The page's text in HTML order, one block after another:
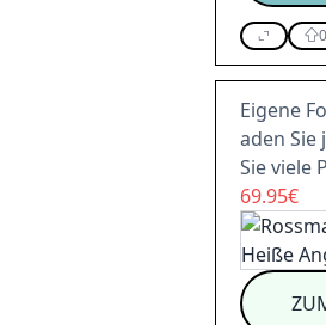
0
Eigene
aden Sie
Sie viele
69.95€